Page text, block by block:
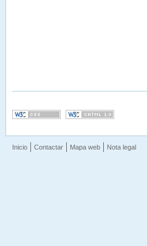
Inicio Contactar Mapa web Nota legal